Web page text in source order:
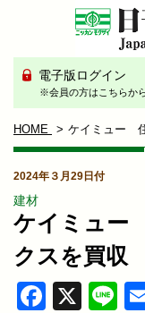
電子版ログイン
※会員の方はこちらか
HOME ケイミュー
2024年３月29日付
建材
ケイミュー
クスを買収
X